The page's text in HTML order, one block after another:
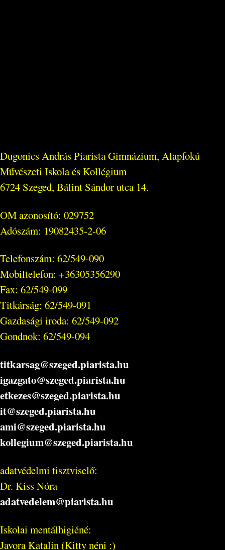
Dugonics András Piarista Gimnázium, Alapfokú
Művészeti Iskola és Kollégium
6724 Szeged, Bálint Sándor utca 14.
OM azonosító: 029752
Adószám: 19082435-2-06
Telefonszám: 62/549-090
Mobiltelefon: +36305356290
Fax: 62/549-099
Titkárság: 62/549-091
Gazdasági iroda: 62/549-092
Gondnok: 62/549-094
titkarsag@szeged.piarista.hu
igazgato@szeged.piarista.hu
etkezes@szeged.piarista.hu
it@szeged.piarista.hu
ami@szeged.piarista.hu
kollegium@szeged.piarista.hu
adatvédelmi tisztviselő:
Dr. Kiss Nóra
adatvedelem@piarista.hu
Iskolai mentálhigiéné:
Javora Katalin (Kitty néni :)